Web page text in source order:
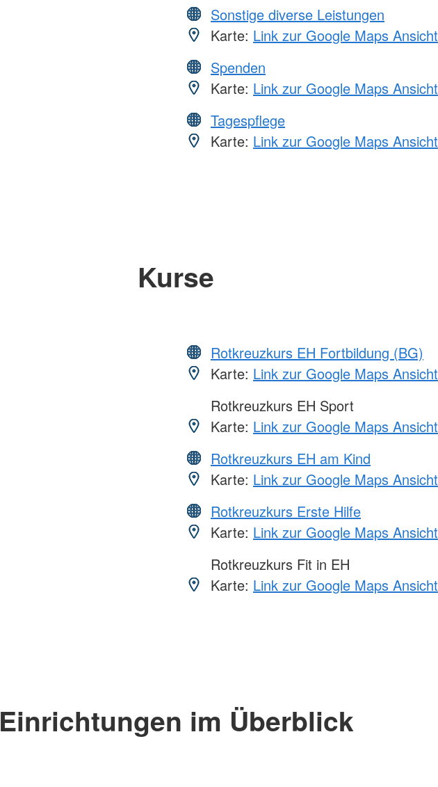
Sonstige diverse Leistungen
Karte: Link zur Google Maps Ansicht
Spenden
Karte: Link zur Google Maps Ansicht
Tagespflege
Karte: Link zur Google Maps Ansicht
Kurse
Rotkreuzkurs EH Fortbildung (BG)
Karte: Link zur Google Maps Ansicht
Rotkreuzkurs EH Sport
Karte: Link zur Google Maps Ansicht
Rotkreuzkurs EH am Kind
Karte: Link zur Google Maps Ansicht
Rotkreuzkurs Erste Hilfe
Karte: Link zur Google Maps Ansicht
Rotkreuzkurs Fit in EH
Karte: Link zur Google Maps Ansicht
Einrichtungen im Überblick